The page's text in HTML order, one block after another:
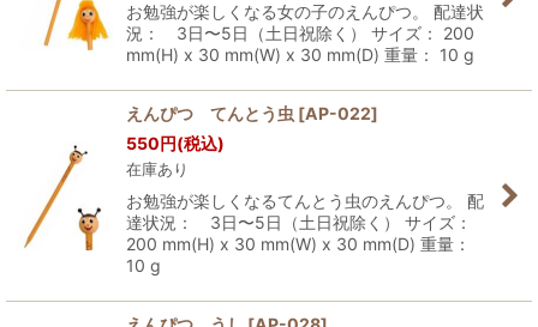
お勉強が楽しくなる女の子のえんぴつ。 配達状
況： 3日〜5日（土日祝除く） サイズ： 200
mm(H) x 30 mm(W) x 30 mm(D) 重量： 10 g
えんぴつ てんとう虫 [AP-022]
550円(税込)
在庫あり
お勉強が楽しくなるてんとう虫のえんぴつ。 配
達状況： 3日〜5日（土日祝除く） サイズ：
200 mm(H) x 30 mm(W) x 30 mm(D) 重量：
10 g